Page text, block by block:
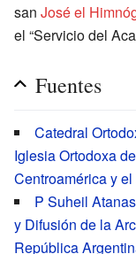
san José el
el “Servicio del
Fuentes
Catedral
Iglesia Ortodoxa
Centroamérica y
P Suheil
y Difusión de la
República